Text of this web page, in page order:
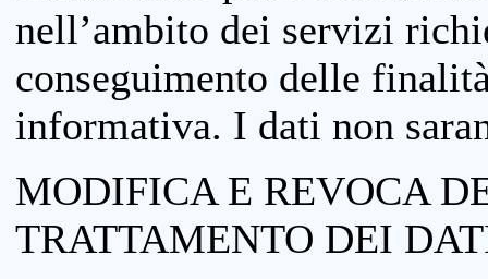
nell’ambito dei servizi
conseguimento delle
informativa. I dati non
MODIFICA E REVOCA
TRATTAMENTO DEI